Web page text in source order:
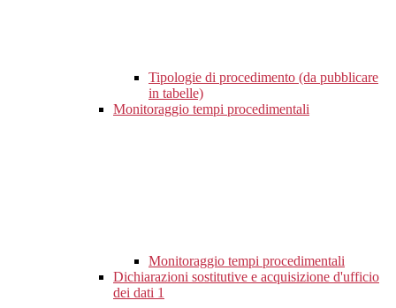
Tipologie di procedimento (da pubblicare
in tabelle)
Monitoraggio tempi procedimentali
Monitoraggio tempi procedimentali
Dichiarazioni sostitutive e acquisizione d'ufficio
dei dati 1